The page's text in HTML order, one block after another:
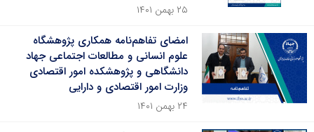
۲۵ بهمن ۱۴۰۱
امضای تفاهم‌نامه همکاری پژوهشگاه
علوم انسانی و مطالعات اجتماعی جهاد
دانشگاهی و پژوهشکده امور اقتصادی
وزارت امور اقتصادی و دارایی
۲۴ بهمن ۱۴۰۱